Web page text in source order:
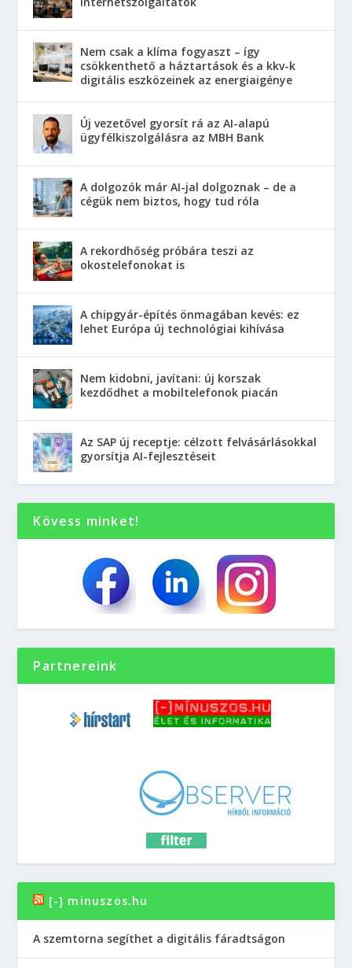
Nem csak a klíma fogyaszt – így
csökkenthető a háztartások és a kkv-k
digitális eszközeinek az energiaigénye
Új vezetővel gyorsít rá az AI-alapú
ügyfélkiszolgálásra az MBH Bank
A dolgozók már AI-jal dolgoznak – de a
cégük nem biztos, hogy tud róla
A rekordhőség próbára teszi az
okostelefonokat is
A chipgyár-építés önmagában kevés: ez
lehet Európa új technológiai kihívása
Nem kidobni, javítani: új korszak
kezdődhet a mobiltelefonok piacán
Az SAP új receptje: célzott felvásárlásokkal
gyorsítja AI-fejlesztéseit
Kövess minket!
Partnereink
[-] minuszos.hu
A szemtorna segíthet a digitális fáradtságon